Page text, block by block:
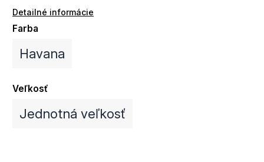
Detailné informácie
Farba
Havana
Veľkosť
Jednotná veľkosť